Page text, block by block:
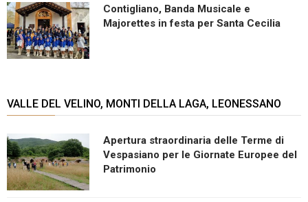
Contigliano, Banda Musicale e
Majorettes in festa per Santa Cecilia
VALLE DEL VELINO, MONTI DELLA LAGA, LEONESSANO
Apertura straordinaria delle Terme di
Vespasiano per le Giornate Europee del
Patrimonio